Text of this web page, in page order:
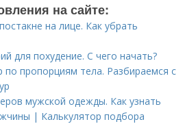
на сайте:
на лице. Как убрать
для похудение. С чего начать?
по пропорциям тела. Разбираемся с
мужской одежды. Как узнать
| Калькулятор подбора